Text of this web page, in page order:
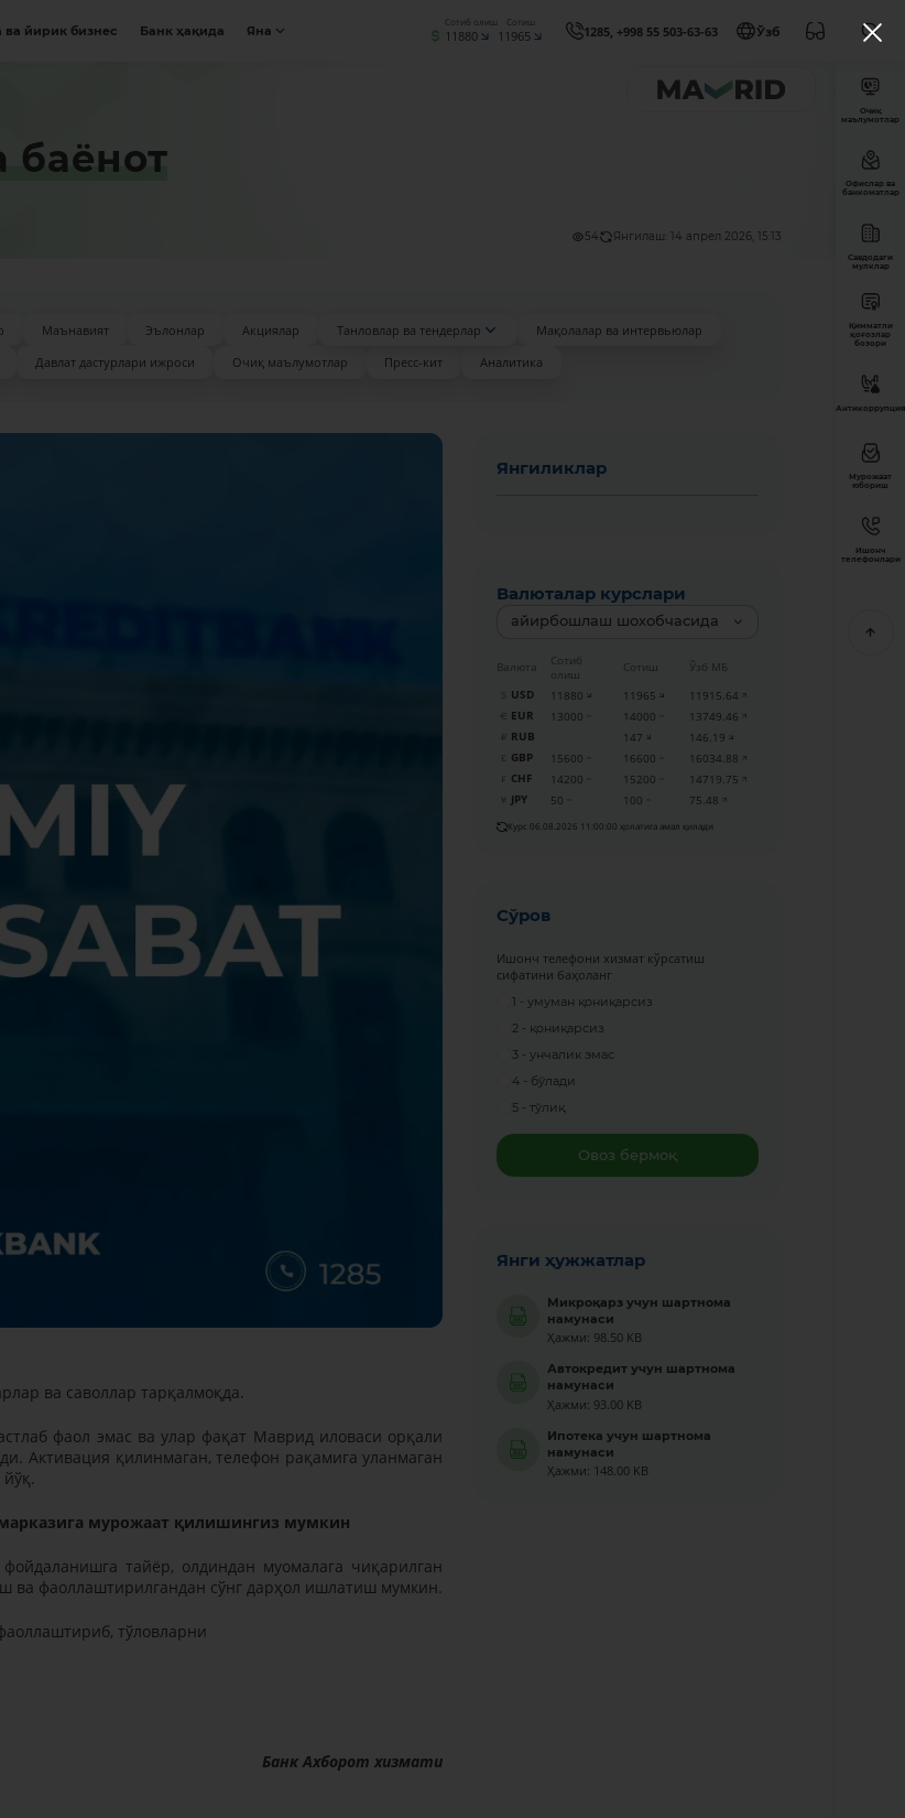
ва йирик бизнес Банк ҳақида Яна
Сотиб олиш
11880
Сотиш
11965 1285, +998 55 503-63-63 Ўзб
баёнот
54 Янгилаш: 14 апрел 2026, 15:13
Маънавият Эълонлар Акциялар Танловлар ва тендерлар
Мақолалар ва интервьюлар
Давлат дастурлари ижроси Очиқ маълумотлар Пресс-кит Аналитика
ва саволлар тарқалмоқда.
фаол эмас ва улар фақат Маврид иловаси орқали
Активация қилинмаган, телефон рақамига уланмаган
мурожаат қилишингиз мумкин
тайёр, олдиндан муомалага чиқарилган
ва фаоллаштирилгандан сўнг дарҳол ишлатиш мумкин.
тўловларни
Банк Ахборот хизмати
Янгиликлар
Валюталар курслари
айирбошлаш шохобчасида
Валюта
Сотиб
олиш
Сотиш
Ўзб МБ
USD
11880 11965
11915.64
EUR
13000 14000
13749.46
RUB
147
146.19
GBP
15600 16600
16034.88
CHF
14200 15200
14719.75
JPY
50 100 75.48
Курс 06.08.2026 11:00:00 ҳолатига амал қилади
Сўров
Ишонч телефони хизмат кўрсатиш
сифатини баҳоланг
1 - умуман қониқарсиз
2 - қониқарсиз
3 - унчалик эмас
4 - бўлади
5 - тўлиқ
Овоз бермоқ
Янги ҳужжатлар
Микроқарз учун шартнома
намунаси
Ҳажми: 98.50 KB
Автокредит учун шартнома
намунаси
Ҳажми: 93.00 KB
Ипотека учун шартнома
намунаси
Ҳажми: 148.00 KB
Очиқ
маълумотлар
Офислар ва
банкоматлар
Савдодаги
мулклар
Қимматли
қоғозлар
бозори
Антикоррупция
Мурожаат
юбориш
Ишонч
телефонлари